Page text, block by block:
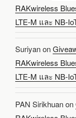
RAKwireless
LTE-M และ NB-
Suriyanon
RAKwireless
LTE-M และ NB-
PAN Sirikhuanon